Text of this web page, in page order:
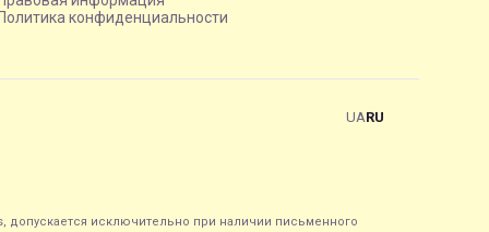
конфиденциальности
UARU
исключительно при наличии письменного